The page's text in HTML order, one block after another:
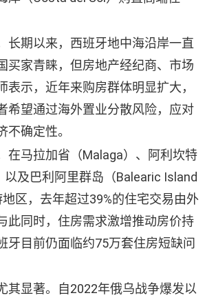
长期以来，西班牙地中海沿岸一直
买家青睐，但房地产经纪商、市场
表示，近年来购房群体明显扩大，
希望通过海外置业分散风险，应对
不确定性。
在马拉加省（Malaga）、阿利坎特
及巴利阿里群岛（Balearic Island
区，去年超过39%的住宅交易由外
此同时，住房需求激增推动房价持
牙目前仍面临约75万套住房短缺问
其显著。自2022年俄乌战争爆发以